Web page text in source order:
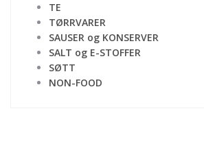
TE
TØRRVARER
SAUSER og KONSERVER
SALT og E-STOFFER
SØTT
NON-FOOD